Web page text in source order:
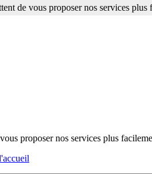
proposer nos services plus
de vous proposer nos services